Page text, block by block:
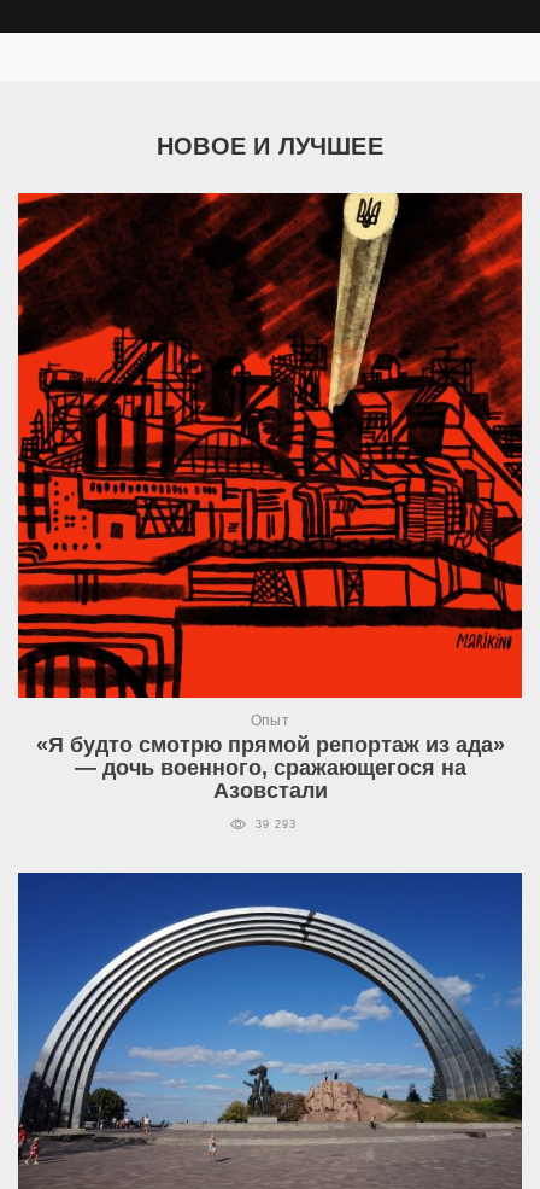
НОВОЕ И ЛУЧШЕЕ
Опыт
«Я будто смотрю прямой репортаж из ада»
— дочь военного, сражающегося на
Азовстали
39 293